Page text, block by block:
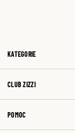
KATEGORIE
CLUB ZIZZI
POMOC